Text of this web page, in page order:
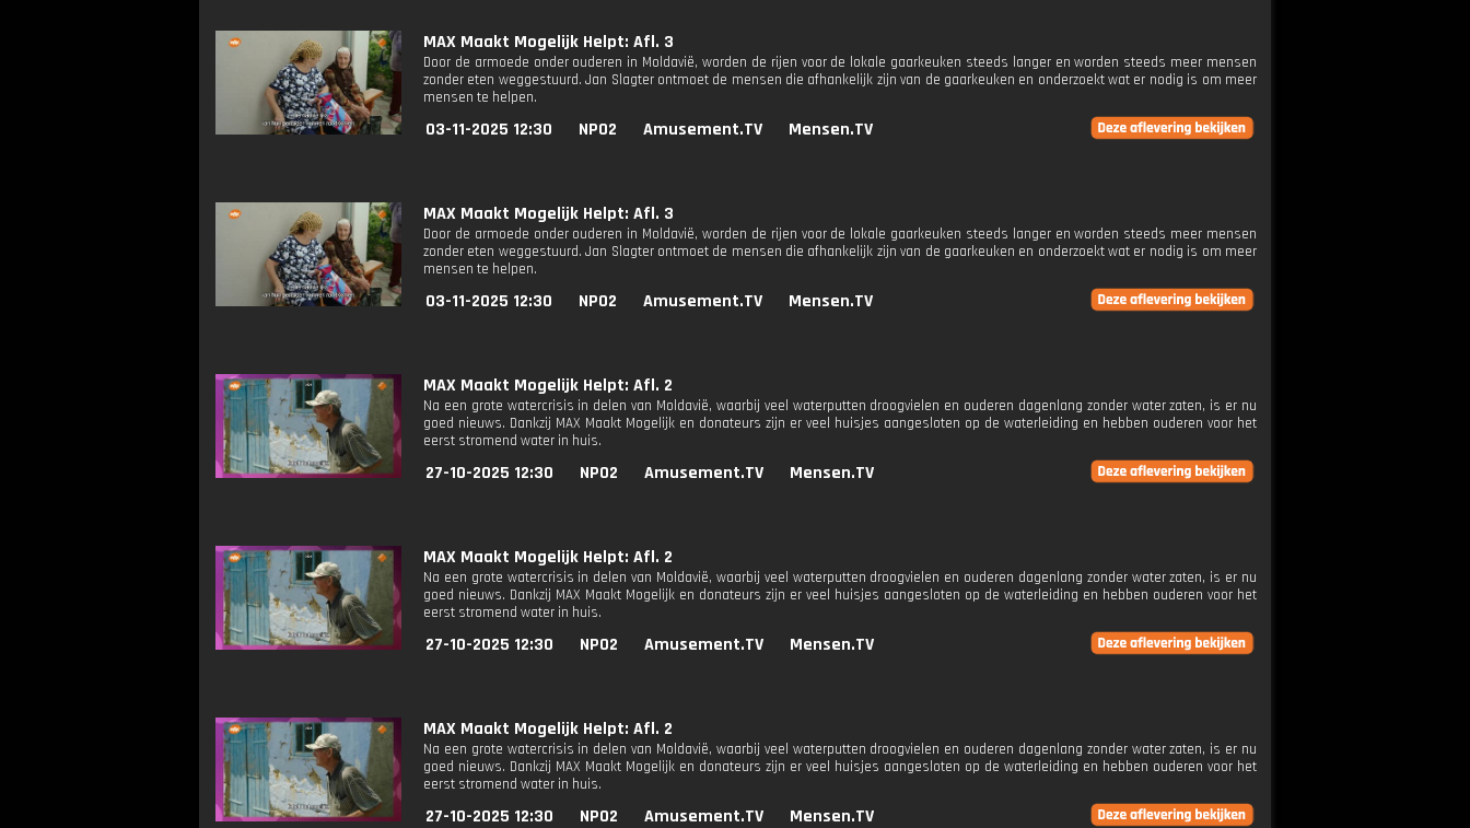
MAX Maakt Mogelijk Helpt: Afl. 3
Door de armoede onder ouderen in Moldavië, worden de rijen voor de lokale gaarkeuken steeds langer en worden steeds meer mensen
zonder eten weggestuurd. Jan Slagter ontmoet de mensen die afhankelijk zijn van de gaarkeuken en onderzoekt wat er nodig is om meer
mensen te helpen.
03-11-2025 12:30 NPO2 Amusement.TV Mensen.TV
MAX Maakt Mogelijk Helpt: Afl. 3
Door de armoede onder ouderen in Moldavië, worden de rijen voor de lokale gaarkeuken steeds langer en worden steeds meer mensen
zonder eten weggestuurd. Jan Slagter ontmoet de mensen die afhankelijk zijn van de gaarkeuken en onderzoekt wat er nodig is om meer
mensen te helpen.
03-11-2025 12:30 NPO2 Amusement.TV Mensen.TV
MAX Maakt Mogelijk Helpt: Afl. 2
Na een grote watercrisis in delen van Moldavië, waarbij veel waterputten droogvielen en ouderen dagenlang zonder water zaten, is er nu
goed nieuws. Dankzij MAX Maakt Mogelijk en donateurs zijn er veel huisjes aangesloten op de waterleiding en hebben ouderen voor het
eerst stromend water in huis.
27-10-2025 12:30 NPO2 Amusement.TV Mensen.TV
MAX Maakt Mogelijk Helpt: Afl. 2
Na een grote watercrisis in delen van Moldavië, waarbij veel waterputten droogvielen en ouderen dagenlang zonder water zaten, is er nu
goed nieuws. Dankzij MAX Maakt Mogelijk en donateurs zijn er veel huisjes aangesloten op de waterleiding en hebben ouderen voor het
eerst stromend water in huis.
27-10-2025 12:30 NPO2 Amusement.TV Mensen.TV
MAX Maakt Mogelijk Helpt: Afl. 2
Na een grote watercrisis in delen van Moldavië, waarbij veel waterputten droogvielen en ouderen dagenlang zonder water zaten, is er nu
goed nieuws. Dankzij MAX Maakt Mogelijk en donateurs zijn er veel huisjes aangesloten op de waterleiding en hebben ouderen voor het
eerst stromend water in huis.
27-10-2025 12:30 NPO2 Amusement.TV Mensen.TV